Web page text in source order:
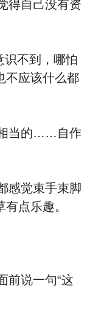
得自己没有资
不到，哪怕
不应该什么都
当的……自作
感觉束手束脚
点乐趣。
前说一句“这